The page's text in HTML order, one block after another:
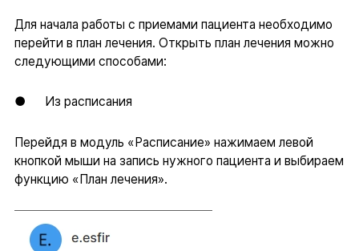
Для начала работы с приемами пациента необходимо
перейти в план лечения. Открыть план лечения можно
следующими способами:
● Из расписания
Перейдя в модуль «Расписание» нажимаем левой
кнопкой мыши на запись нужного пациента и выбираем
функцию «План лечения».